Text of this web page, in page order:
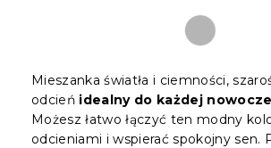
Mieszanka światła i ciemności,
odcień idealny do każdej
Możesz łatwo łączyć ten modny
odcieniami i wspierać spokojny sen.